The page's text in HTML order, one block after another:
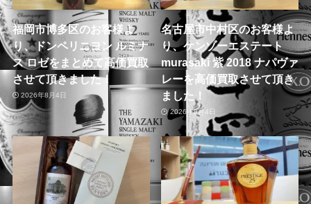
福岡市博多区のお客様よ
り、ドンペリニヨン ルミナ
ス ロゼをまとめて高価買取
させて頂きました！
2026年8月4日
名古屋市中村区のお客様よ
り、ケンゾーエステート
murasaki 紫 2018 ナパヴァ
レーを高価買取させて頂き
ました！
2026年8月4日